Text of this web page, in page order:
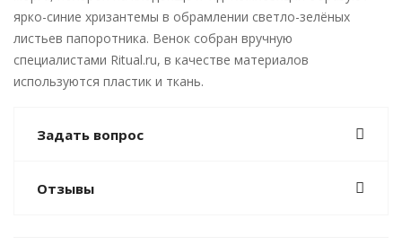
ярко-синие хризантемы в обрамлении светло-зелёных
листьев папоротника. Венок собран вручную
специалистами Ritual.ru, в качестве материалов
используются пластик и ткань.
Задать вопрос
Отзывы